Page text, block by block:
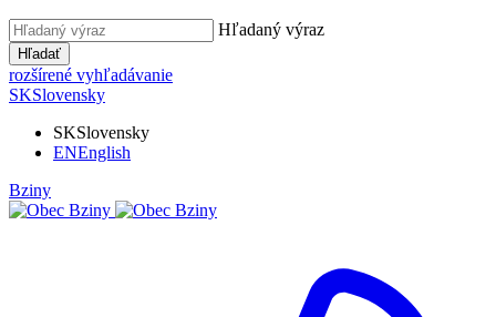
Hľadaný výraz
Hľadať
rozšírené vyhľadávanie
SKSlovensky
SKSlovensky
ENEnglish
Bziny